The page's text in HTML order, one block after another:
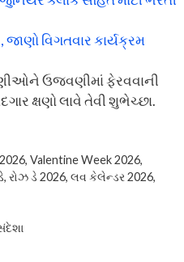
વિગતવાર કાર્યક્રમ
ઉજવણીમાં ફેરવવાની
ક્ષણો લાવે તેવી શુભેચ્છા.
,Valentine Week 2026,
, રોઝ ડે 2026, લવ કેલેન્ડર 2026,